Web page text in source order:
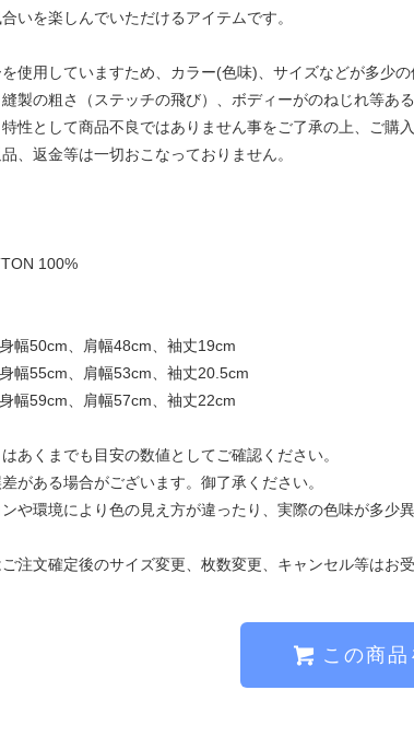
いを楽しんでいただけるアイテムです。
使用していますため、カラー(色味)、サイズなどが多少の
製の粗さ（ステッチの飛び）、ボディーがのねじれ等
性として商品不良ではありません事をご了承の上、ご購
、返金等は一切おこなっておりません。
100%
幅50cm、肩幅48cm、袖丈19cm
幅55cm、肩幅53cm、袖丈20.5cm
幅59cm、肩幅57cm、袖丈22cm
あくまでも目安の数値としてご確認ください。
がある場合がございます。御了承ください。
や環境により色の見え方が違ったり、実際の色味が多少
注文確定後のサイズ変更、枚数変更、キャンセル等はお受
この商品